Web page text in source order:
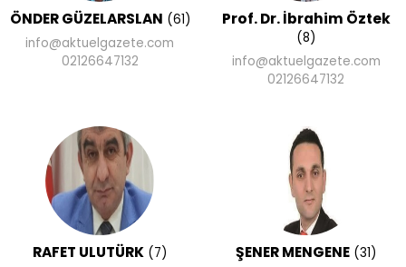
ÖNDER GÜZELARSLAN (61)
info@aktuelgazete.com
02126647132
Prof. Dr. İbrahim Öztek
(8)
info@aktuelgazete.com
02126647132
RAFET ULUTÜRK (7)
ŞENER MENGENE (31)